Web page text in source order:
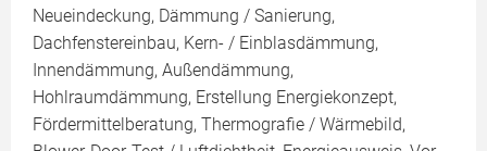
Neueindeckung, Dämmung / Sanierung,
Dachfenstereinbau, Kern- / Einblasdämmung,
Innendämmung, Außendämmung,
Hohlraumdämmung, Erstellung Energiekonzept,
Fördermittelberatung, Thermografie / Wärmebild,